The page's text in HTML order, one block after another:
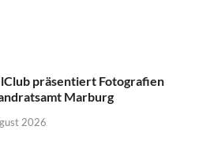
präsentiert Fotografien
Marburg
2026